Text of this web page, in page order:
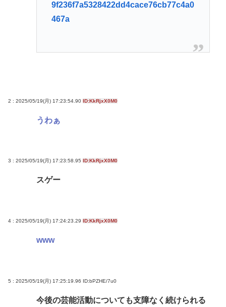
9f236f7a5328422dd4cace76cb77c4a0
467a
2 : 2025/05/19(月) 17:23:54.90 ID:KkRjxX0M0
うわぁ
3 : 2025/05/19(月) 17:23:58.95 ID:KkRjxX0M0
スゲー
4 : 2025/05/19(月) 17:24:23.29 ID:KkRjxX0M0
www
5 : 2025/05/19(月) 17:25:19.96 ID:bPZHE/7u0
今後の芸能活動についても支障なく続けられる